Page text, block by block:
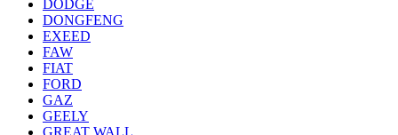
DODGE
DONGFENG
EXEED
FAW
FIAT
FORD
GAZ
GEELY
GREAT WALL